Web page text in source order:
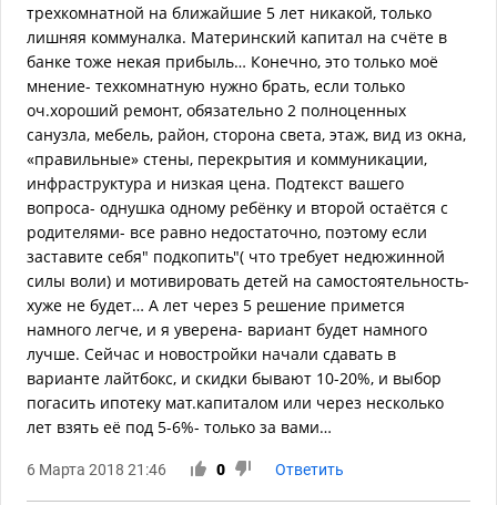
трехкомнатной на ближайшие 5 лет никакой, только
лишняя коммуналка. Материнский капитал на счёте в
банке тоже некая прибыль… Конечно, это только моё
мнение- техкомнатную нужно брать, если только
оч.хороший ремонт, обязательно 2 полноценных
санузла, мебель, район, сторона света, этаж, вид из окна,
«правильные» стены, перекрытия и коммуникации,
инфраструктура и низкая цена. Подтекст вашего
вопроса- однушка одному ребёнку и второй остаётся с
родителями- все равно недостаточно, поэтому если
заставите себя" подкопить"( что требует недюжинной
силы воли) и мотивировать детей на самостоятельность-
хуже не будет… А лет через 5 решение примется
намного легче, и я уверена- вариант будет намного
лучше. Сейчас и новостройки начали сдавать в
варианте лайтбокс, и скидки бывают 10-20%, и выбор
погасить ипотеку мат.капиталом или через несколько
лет взять её под 5-6%- только за вами…
6 Марта 2018 21:46 0 Ответить